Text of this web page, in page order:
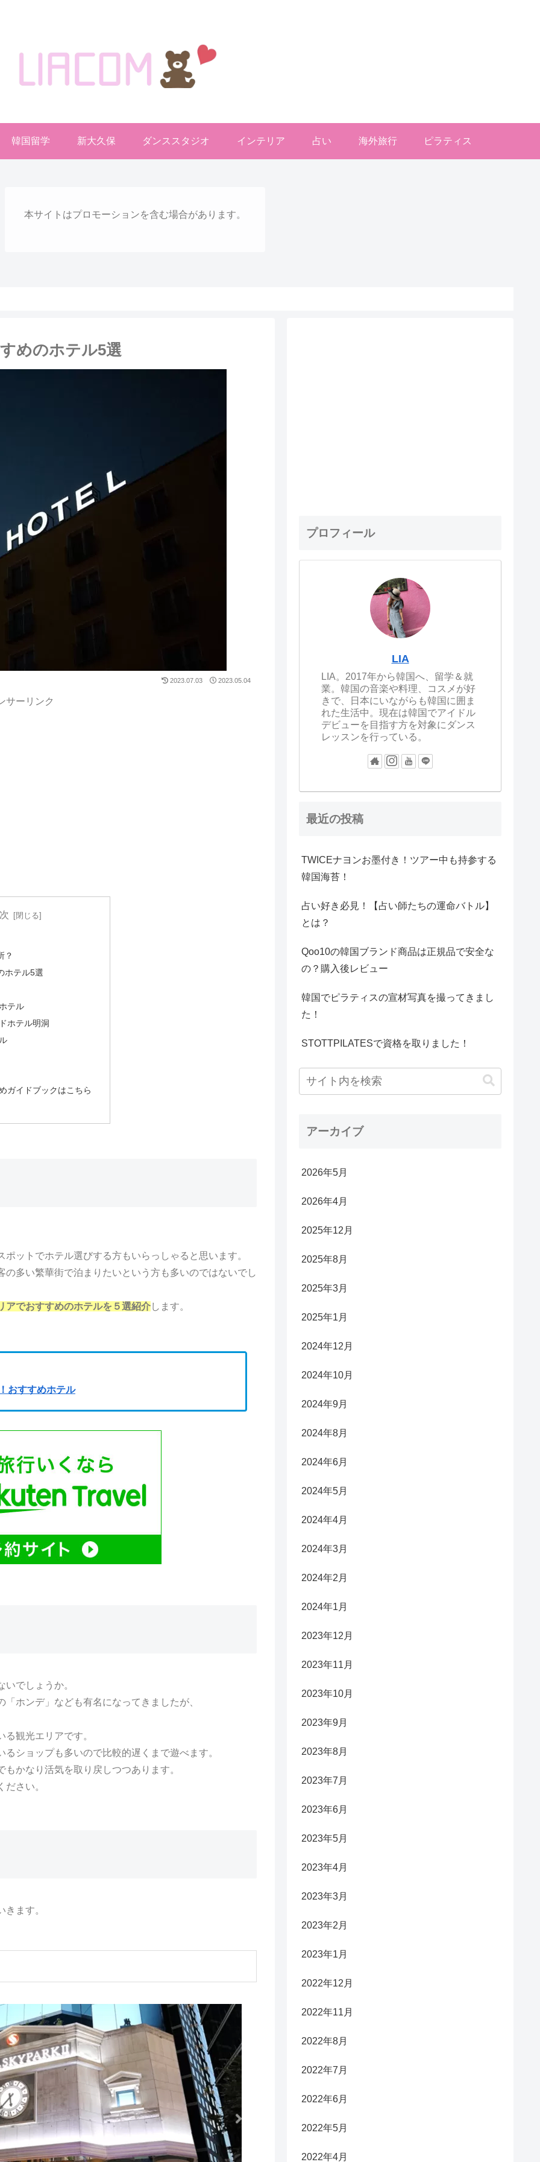
韓国留学 新大久保 ダンススタジオ インテリア 占い 海外旅行 ピラティス
本サイトはプロモーションを含む場合があります。
めのホテル5選
2023.07.03 2023.05.04
サーリンク
？
ホテル5選
テル
ホテル明洞
ガイドブックはこちら
ットでホテル選びする方もいらっしゃると思います。
多い繁華街で泊まりたいという方も多いのではないでし
アでおすすめのホテルを５選紹介します。
おすすめホテル
でしょうか。
ホンデ」なども有名になってきましたが、
観光エリアです。
ショップも多いので比較的遅くまで遊べます。
かなり活気を取り戻しつつあります。
さい。
きます。
プロフィール
LIA
LIA。2017年から韓国へ、留学＆就
業。韓国の音楽や料理、コスメが好
きで、日本にいながらも韓国に囲ま
れた生活中。現在は韓国でアイドル
デビューを目指す方を対象にダンス
レッスンを行っている。
最近の投稿
TWICEナヨンお墨付き！ツアー中も持参する
韓国海苔！
占い好き必見！【占い師たちの運命バトル】
とは？
Qoo10の韓国ブランド商品は正規品で安全な
の？購入後レビュー
韓国でピラティスの宣材写真を撮ってきまし
た！
STOTTPILATESで資格を取りました！
アーカイブ
2026年5月
2026年4月
2025年12月
2025年8月
2025年3月
2025年1月
2024年12月
2024年10月
2024年9月
2024年8月
2024年6月
2024年5月
2024年4月
2024年3月
2024年2月
2024年1月
2023年12月
2023年11月
2023年10月
2023年9月
2023年8月
2023年7月
2023年6月
2023年5月
2023年4月
2023年3月
2023年2月
2023年1月
2022年12月
2022年11月
2022年8月
2022年7月
2022年6月
2022年5月
2022年4月